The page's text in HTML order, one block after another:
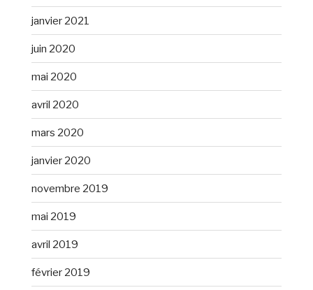
janvier 2021
juin 2020
mai 2020
avril 2020
mars 2020
janvier 2020
novembre 2019
mai 2019
avril 2019
février 2019